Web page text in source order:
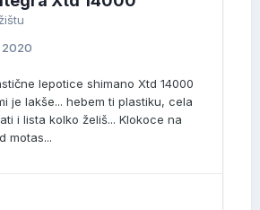
2020
lepotice shimano Xtd 14000
je lakše... hebem ti plastiku, cela
i lista kolko želiš... Klokoce na
motas...